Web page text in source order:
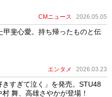
CMニュース 2026.05.05
甲斐心愛。持ち帰ったものと伝
エンタメ 2026.03.23
きすぎて泣く」を発売。STU48
舞、高雄さやかが登場！